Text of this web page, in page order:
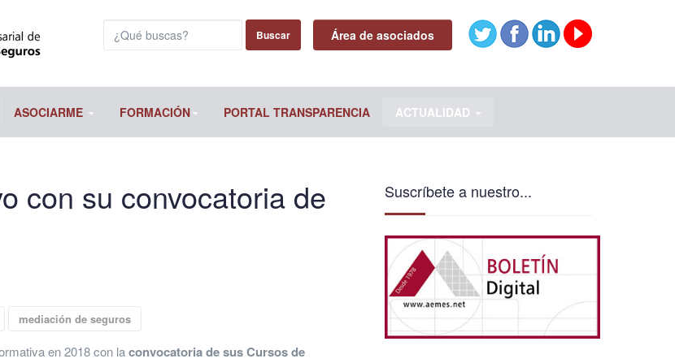
Área de asociados
Buscar... Buscar
ASOCIARME FORMACIÓN PORTAL TRANSPARENCIA ACTUALIDAD
con su convocatoria de
mediación de seguros
en 2018 con laconvocatoria de sus Cursos de
Suscríbete a nuestro...